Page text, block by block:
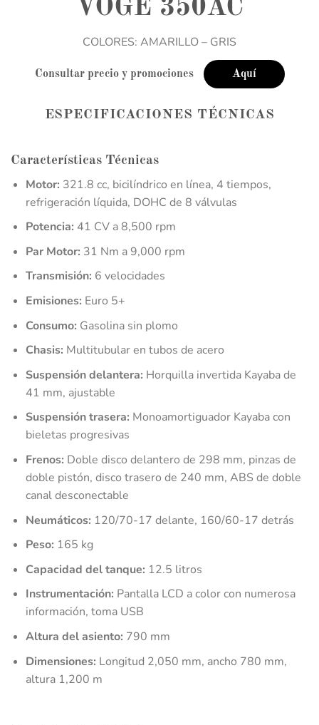
VOGE 350AC
COLORES: AMARILLO – GRIS
Consultar precio y promociones Aquí
ESPECIFICACIONES TÉCNICAS
Características Técnicas
Motor: 321.8 cc, bicilíndrico en línea, 4 tiempos,
refrigeración líquida, DOHC de 8 válvulas
Potencia: 41 CV a 8,500 rpm
Par Motor: 31 Nm a 9,000 rpm
Transmisión: 6 velocidades
Emisiones: Euro 5+
Consumo: Gasolina sin plomo
Chasis: Multitubular en tubos de acero
Suspensión delantera: Horquilla invertida Kayaba de
41 mm, ajustable
Suspensión trasera: Monoamortiguador Kayaba con
bieletas progresivas
Frenos: Doble disco delantero de 298 mm, pinzas de
doble pistón, disco trasero de 240 mm, ABS de doble
canal desconectable
Neumáticos: 120/70-17 delante, 160/60-17 detrás
Peso: 165 kg
Capacidad del tanque: 12.5 litros
Instrumentación: Pantalla LCD a color con numerosa
información, toma USB
Altura del asiento: 790 mm
Dimensiones: Longitud 2,050 mm, ancho 780 mm,
altura 1,200 m